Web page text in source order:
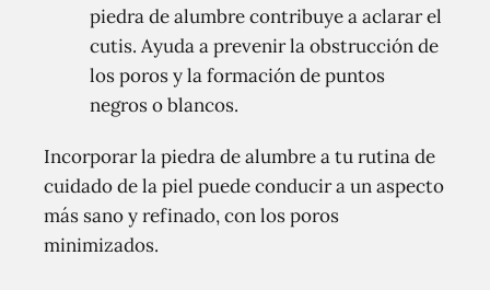
piedra de alumbre contribuye a aclarar el
cutis. Ayuda a prevenir la obstrucción de
los poros y la formación de puntos
negros o blancos.
Incorporar la piedra de alumbre a tu rutina de
cuidado de la piel puede conducir a un aspecto
más sano y refinado, con los poros
minimizados.